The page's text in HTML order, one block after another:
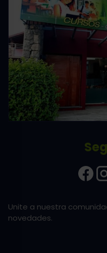
Unite a nuestra
novedades.